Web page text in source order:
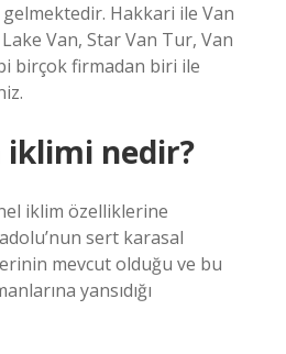
Hakkari ile Van
Van, Star Van Tur, Van
birçok firmadan biri ile
iklimi nedir?
iklim özelliklerine
sert karasal
mevcut olduğu ve bu
yansıdığı